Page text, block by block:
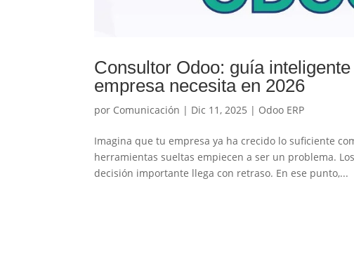
Consultor Odoo: guía
empresa necesita en 2026
por Comunicación | Dic 11, 2025 | Odoo ERP
Imagina que tu empresa ya ha crecido lo suficiente
herramientas sueltas empiecen a ser un problema.
decisión importante llega con retraso. En ese punto,...